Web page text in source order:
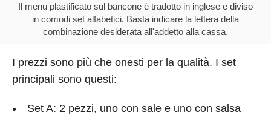
Il menu plastificato sul bancone è tradotto in inglese e diviso
in comodi set alfabetici. Basta indicare la lettera della
combinazione desiderata all'addetto alla cassa.
I prezzi sono più che onesti per la qualità. I set
principali sono questi:
Set A: 2 pezzi, uno con sale e uno con salsa